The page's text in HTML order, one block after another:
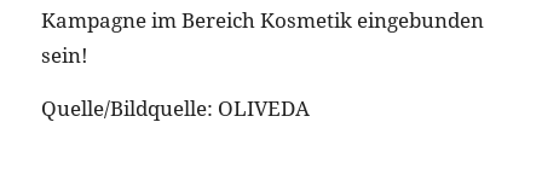
Kampagne im Bereich Kosmetik eingebunden
sein!
Quelle/Bildquelle: OLIVEDA